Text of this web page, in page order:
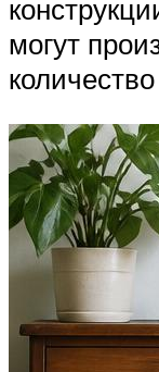
могут